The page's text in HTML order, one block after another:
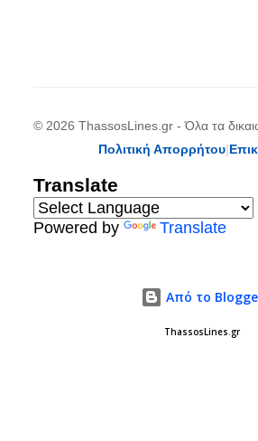
© 2026 ThassosLines.gr - Όλα τα
Πολιτική Απορρήτου|
Translate
Powered by Translate
Από το
ThassosLines.gr